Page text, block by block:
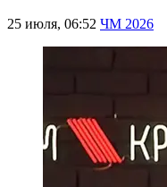
25 июля, 06:52 ЧМ 2026